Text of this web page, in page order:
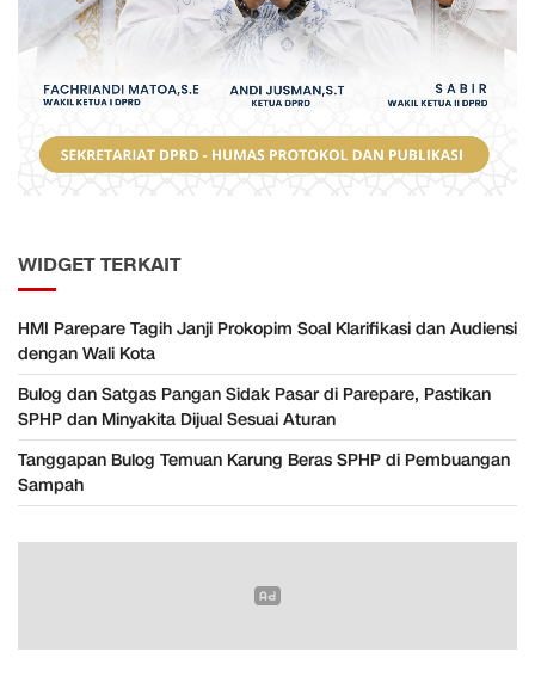
WIDGET TERKAIT
HMI Parepare Tagih Janji Prokopim Soal Klarifikasi dan Audiensi
dengan Wali Kota
Bulog dan Satgas Pangan Sidak Pasar di Parepare, Pastikan
SPHP dan Minyakita Dijual Sesuai Aturan
Tanggapan Bulog Temuan Karung Beras SPHP di Pembuangan
Sampah